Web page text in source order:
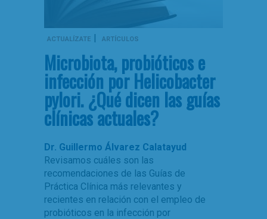
ACTUALÍZATE | ARTÍCULOS
Microbiota, probióticos e
infección por Helicobacter
pylori. ¿Qué dicen las guías
clínicas actuales?
Dr. Guillermo Álvarez Calatayud
Revisamos cuáles son las
recomendaciones de las Guías de
Práctica Clínica más relevantes y
recientes en relación con el empleo de
probióticos en la infección por